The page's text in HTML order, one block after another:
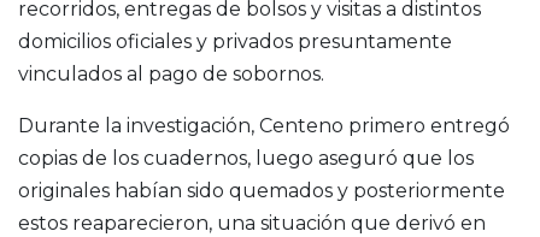
recorridos, entregas de bolsos y visitas a distintos
domicilios oficiales y privados presuntamente
vinculados al pago de sobornos.
Durante la investigación, Centeno primero entregó
copias de los cuadernos, luego aseguró que los
originales habían sido quemados y posteriormente
estos reaparecieron, una situación que derivó en